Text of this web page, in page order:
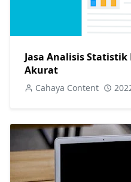
Jasa Analisis Statistik
Akurat
Cahaya Content